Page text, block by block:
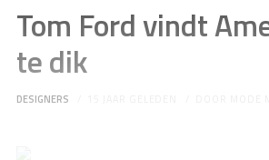
Tom Ford vindt
te dik
DESIGNERS